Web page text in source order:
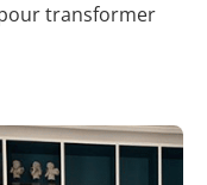
transformer